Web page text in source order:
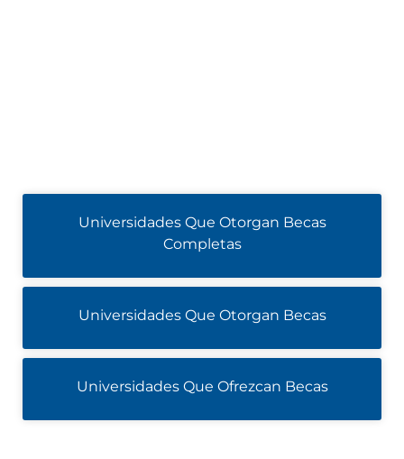
Universidades Que Otorgan Becas
Completas
Universidades Que Otorgan Becas
Universidades Que Ofrezcan Becas